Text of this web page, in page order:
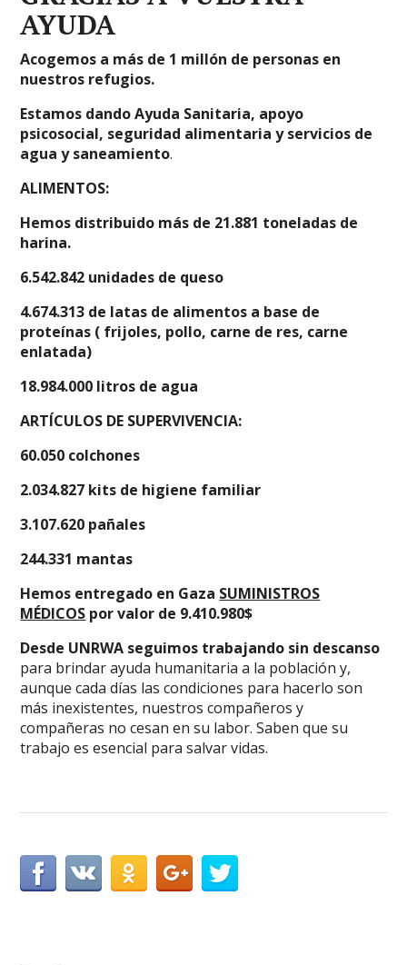
AYUDA
Acogemos a más de 1 millón de personas en
nuestros refugios.
Estamos dando Ayuda Sanitaria, apoyo
psicosocial, seguridad alimentaria y servicios de
agua y saneamiento.
ALIMENTOS:
Hemos distribuido más de 21.881 toneladas de
harina.
6.542.842 unidades de queso
4.674.313 de latas de alimentos a base de
proteínas ( frijoles, pollo, carne de res, carne
enlatada)
18.984.000 litros de agua
ARTÍCULOS DE SUPERVIVENCIA:
60.050 colchones
2.034.827 kits de higiene familiar
3.107.620 pañales
244.331 mantas
Hemos entregado en Gaza SUMINISTROS
MÉDICOS por valor de 9.410.980$
Desde UNRWA seguimos trabajando sin descanso
para brindar ayuda humanitaria a la población y,
aunque cada días las condiciones para hacerlo son
más inexistentes, nuestros compañeros y
compañeras no cesan en su labor. Saben que su
trabajo es esencial para salvar vidas.